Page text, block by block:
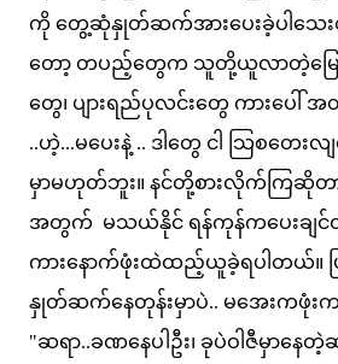
ကို တွေ့ဆုံနှုတ်ဆက်အားပေးခဲ့ပါသေ
တော့ တပည့်တွေက သူတို့ယူလာတဲ့မြေ
တွေ၊ ပျားရည်ပုလင်းတွေ ကားပေါ်
..ဟဲ့...မပေးနဲ့ .. ဒါတွေ ငါ သြစတေ
မှာမဟုတ်ဘူး။ နင်တို့စားလိုက်ကြဆိုတ
အတွက် မသယ်နိုင် ရန်ကုန်ကပေးချ
ကားနောက်ဖုံးထဲထည့်ယူခဲ့ရပါတယ်။
နှုတ်ဆက်နေတုန်းမှာပဲ.. မအေးကဖုံးက
"ဆရာ..ခဏနေပါဦး၊ ခုပဲဝါဇီမှာနေ